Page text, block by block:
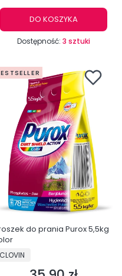
DO KOSZYKA
Dostępność: 3 sztuki
do prania Purox 5,5kg
PRODUCENT
CLOVIN